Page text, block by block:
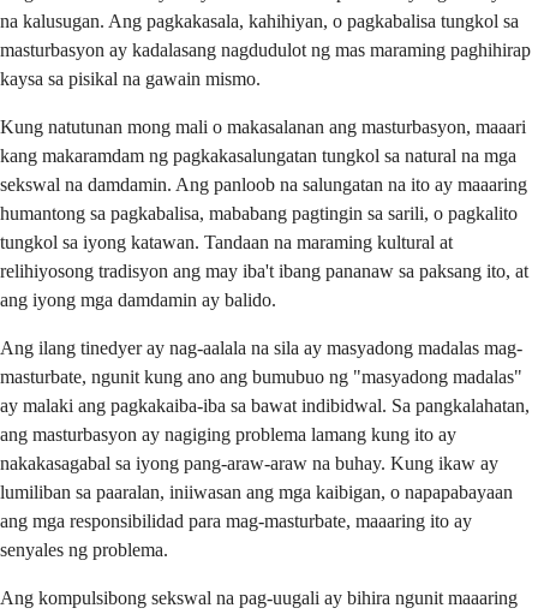
na kalusugan. Ang pagkakasala, kahihiyan, o pagkabalisa tungkol sa
masturbasyon ay kadalasang nagdudulot ng mas maraming paghihirap
kaysa sa pisikal na gawain mismo.
Kung natutunan mong mali o makasalanan ang masturbasyon, maaari
kang makaramdam ng pagkakasalungatan tungkol sa natural na mga
sekswal na damdamin. Ang panloob na salungatan na ito ay maaaring
humantong sa pagkabalisa, mababang pagtingin sa sarili, o pagkalito
tungkol sa iyong katawan. Tandaan na maraming kultural at
relihiyosong tradisyon ang may iba't ibang pananaw sa paksang ito, at
ang iyong mga damdamin ay balido.
Ang ilang tinedyer ay nag-aalala na sila ay masyadong madalas mag-
masturbate, ngunit kung ano ang bumubuo ng "masyadong madalas"
ay malaki ang pagkakaiba-iba sa bawat indibidwal. Sa pangkalahatan,
ang masturbasyon ay nagiging problema lamang kung ito ay
nakakasagabal sa iyong pang-araw-araw na buhay. Kung ikaw ay
lumiliban sa paaralan, iniiwasan ang mga kaibigan, o napapabayaan
ang mga responsibilidad para mag-masturbate, maaaring ito ay
senyales ng problema.
Ang kompulsibong sekswal na pag-uugali ay bihira ngunit maaaring